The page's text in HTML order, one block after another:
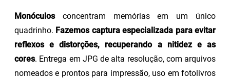
Monóculosconcentram memórias em um único
quadrinho. Fazemos captura especializada para evitar
reflexos e distorções, recuperando a nitidez e as
cores. Entrega em JPG de alta resolução, com arquivos
nomeados e prontos para impressão, uso em fotolivros